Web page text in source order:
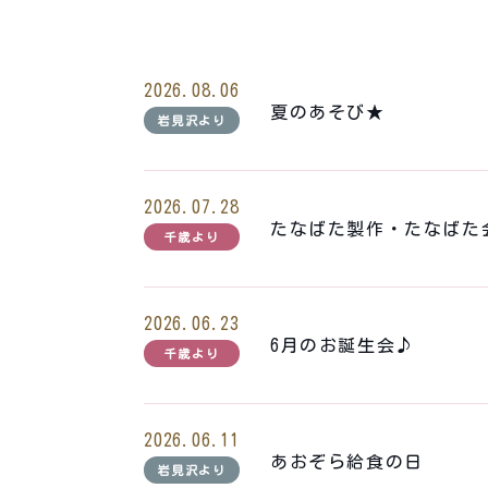
2026.08.06
岩見沢より 夏のあそび★
2026.07.28
千歳より たなばた製作・たなばた
2026.06.23
千歳より 6月のお誕生会♪
2026.06.11
岩見沢より あおぞら給食の日